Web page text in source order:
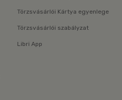
Törzsvásárlói Kártya egyenlege
Törzsvásárlói szabályzat
Libri App